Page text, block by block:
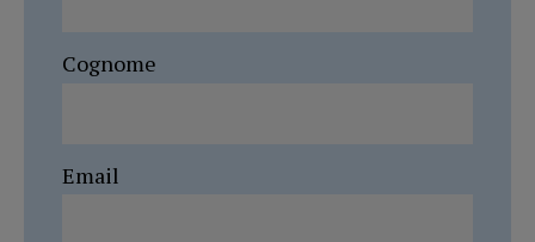
Cognome
Email